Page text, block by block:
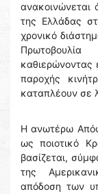
ανακοινώνεται
της Ελλάδας
χρονικό
καθιερώνοντας
παροχής
καταπλέουν σε
Η ανωτέρω
ως ποιοτικό
βασίζεται,
της
απόδοση των